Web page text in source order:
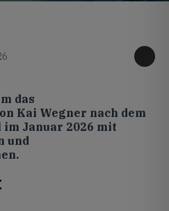
das
Kai Wegner nach dem
Januar 2026 mit
und